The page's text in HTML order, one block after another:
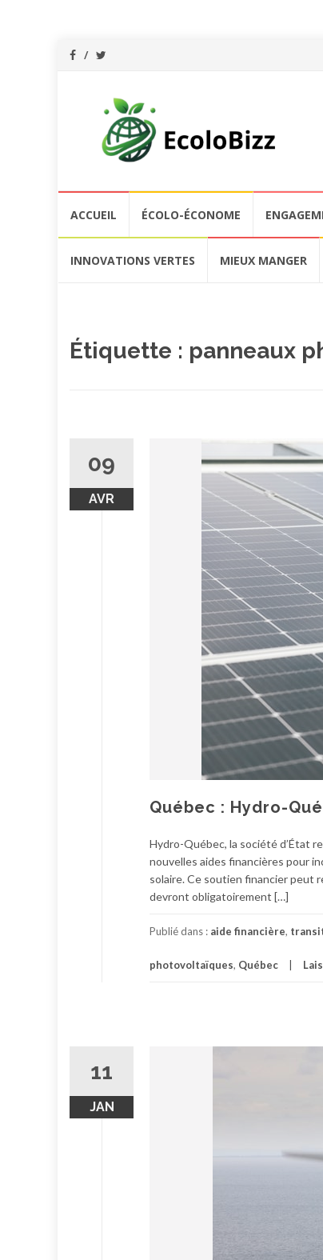
contenu
ACCUEIL ÉCOLO-ÉCONOME
INNOVATIONS VERTES MIEUX MANGER
Étiquette : panneaux
09
AVR
Québec : Hydro-
Hydro-Québec, la société d’État
nouvelles aides financières pour
solaire. Ce soutien financier peut
devront obligatoirement […]
Publié dans : aide financière,
photovoltaïques, Québec
11
JAN